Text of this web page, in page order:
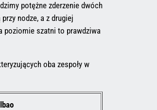
potężne zderzenie dwóch
nodze, a z drugiej
poziomie szatni to prawdziwa
oba zespoły w